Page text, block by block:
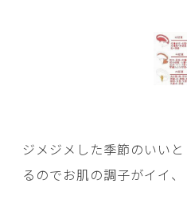
ジメジメした季節のいい
るのでお肌の調子がイイ